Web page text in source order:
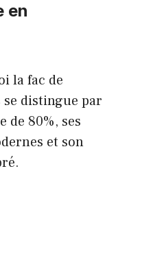
en
la fac de
distingue par
de 80%, ses
et son